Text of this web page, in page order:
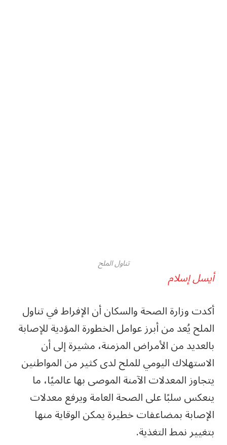
تناول الملح
أيسل إسلام
أكدت وزارة الصحة والسكان أن الإفراط في تناول
الملح يُعد من أبرز عوامل الخطورة المؤدية للإصابة
بالعديد من الأمراض المزمنة، مشيرة إلى أن
الاستهلاك اليومي للملح لدى كثير من المواطنين
يتجاوز المعدلات الآمنة الموصى بها عالميًا، ما
ينعكس سلبًا على الصحة العامة ويرفع معدلات
الإصابة بمضاعفات خطيرة يمكن الوقاية منها
بتغيير نمط التغذية.